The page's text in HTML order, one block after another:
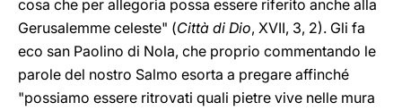
cosa che per allegoria possa essere riferito anche alla
Gerusalemme celeste" (Città di Dio, XVII, 3, 2). Gli fa
eco san Paolino di Nola, che proprio commentando le
parole del nostro Salmo esorta a pregare affinché
"possiamo essere ritrovati quali pietre vive nelle mura